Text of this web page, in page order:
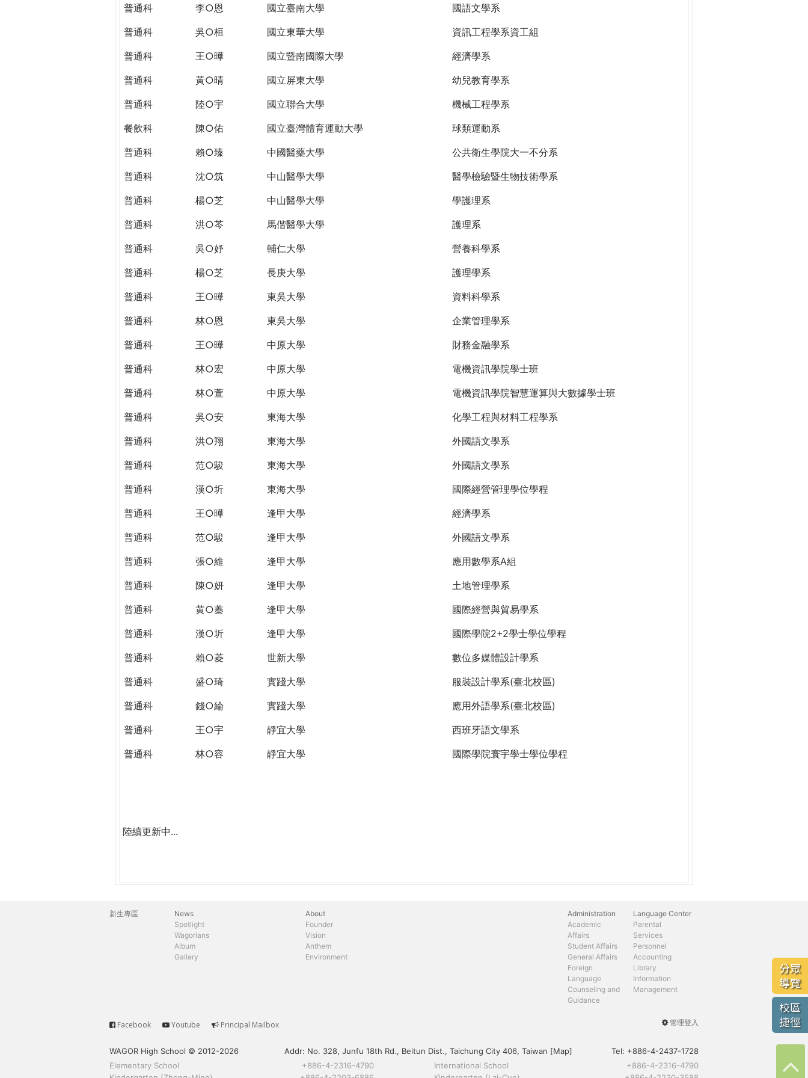
普通科 李○恩 國立臺南大學
國語文學系
普通科
吳○桓 國立東華大學
資訊工程學系資工組
普通科
王○曄 國立暨南國際大學
經濟學系
普通科
黃○晴 國立屏東大學
幼兒教育學系
普通科
陸○宇 國立聯合大學
機械工程學系
餐飲科
陳○佑 國立臺灣體育運動大學
球類運動系
普通科
賴○臻 中國醫藥大學
公共衛生學院大一不分系
普通科
沈○筑 中山醫學大學
醫學檢驗暨生物技術學系
普通科
楊○芝 中山醫學大學
學護理系
普通科
洪○芩 馬偕醫學大學
護理系
普通科
吳○妤 輔仁大學
營養科學系
普通科
楊○芝 長庚大學
護理學系
普通科
王○曄 東吳大學
資料科學系
普通科
林○恩 東吳大學
企業管理學系
普通科
王○曄 中原大學
財務金融學系
普通科
林○宏 中原大學
電機資訊學院學士班
普通科
林○萱 中原大學
電機資訊學院智慧運算與大數據學士班
普通科
吳○安 東海大學
化學工程與材料工程學系
普通科
洪○翔 東海大學
外國語文學系
普通科
范○駿 東海大學
外國語文學系
普通科
漢○圻 東海大學
國際經營管理學位學程
普通科
王○曄 逢甲大學
經濟學系
普通科
范○駿 逢甲大學
外國語文學系
普通科
張○維 逢甲大學
應用數學系A組
普通科
陳○妍 逢甲大學
土地管理學系
普通科
黄○蓁 逢甲大學
國際經營與貿易學系
普通科
漢○圻 逢甲大學
國際學院2+2學士學位學程
普通科
賴○菱 世新大學
數位多媒體設計學系
普通科
盛○琦 實踐大學
服裝設計學系(臺北校區)
普通科
錢○綸 實踐大學
應用外語學系(臺北校區)
普通科
王○宇 靜宜大學
西班牙語文學系
普通科
林○容 靜宜大學 國際學院寰宇學士學位學程
陸續更新中...
分眾
導覽
校區
捷徑
主
新生專區
News
Spotlight
Wagorians
Album
Gallery
About
Founder
Vision
Anthem
Environment
Administration
Academic
Affairs
Student Affairs
General Affairs
Foreign
Language
Counseling and
Guidance
Parental
Services
Personnel
Accounting
Library
Information
Management
Language Center
User
menu
管理登入
Service
Facebook Youtube Principal Mailbox
WAGOR High School © 2012-2026 Addr: No. 328, Junfu 18th Rd., Beitun Dist., Taichung City 406, Taiwan [Map] Tel: +886-4-2437-1728
Elementary School
+886-4-2316-4790 International School
+886-4-2316-4790